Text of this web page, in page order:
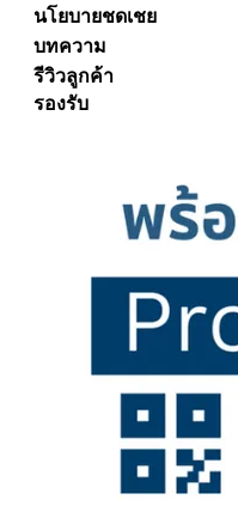
นโยบายชดเชย
บทความ
รีวิวลูกค้า
รองรับ